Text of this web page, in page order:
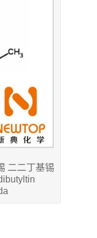
二二丁基锡